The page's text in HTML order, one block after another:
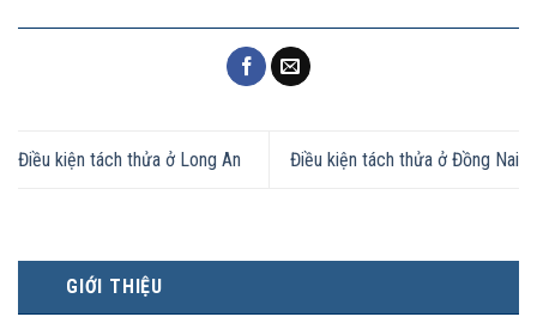
GIỚI THIỆU
Điều kiện tách thửa ở Long An Điều kiện tách thửa ở Đồng Nai